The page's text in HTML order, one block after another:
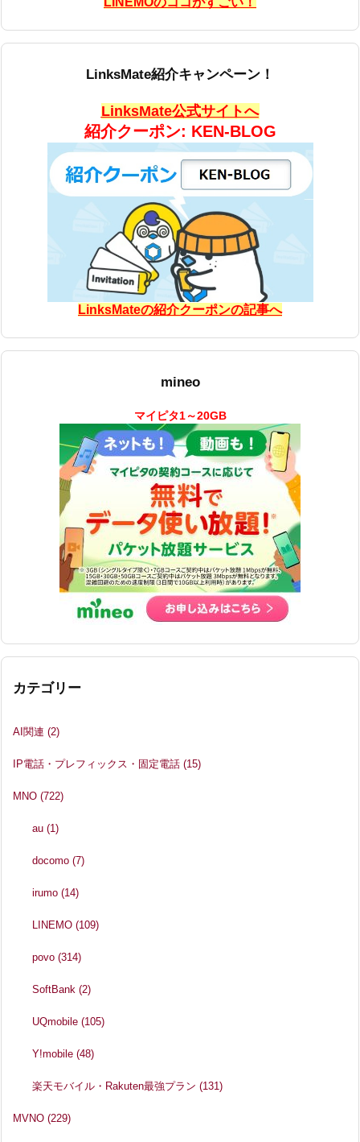
LinksMate紹介キャンペーン！
LinksMate公式サイトへ
紹介クーポン: KEN-BLOG
LinksMateの紹介クーポンの記事へ
mineo
マイピタ1～20GB
カテゴリー
AI関連 (2)
IP電話・プレフィックス・固定電話 (15)
MNO (722)
au(1)
docomo(7)
irumo(14)
LINEMO(109)
povo(314)
SoftBank(2)
UQmobile(105)
Y!mobile(48)
楽天モバイル・Rakuten最強プラン(131)
MVNO (229)